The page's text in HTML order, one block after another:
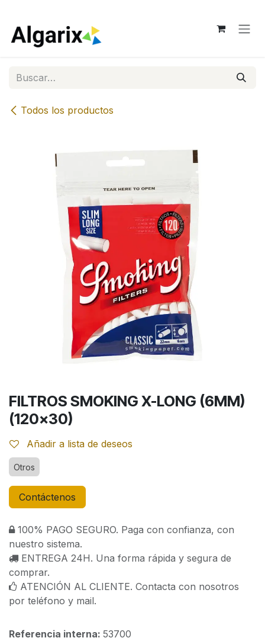
Todos los productos
FILTROS SMOKING X-LONG (6MM)
(120x30)
Añadir a lista de deseos
Otros
Contáctenos
100% PAGO SEGURO. Paga con confianza, con
nuestro sistema.
ENTREGA 24H. Una forma rápida y segura de
comprar.
ATENCIÓN AL CLIENTE. Contacta con nosotros
por teléfono y mail.
Referencia interna: 53700